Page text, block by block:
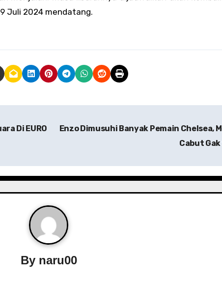
Juli 2024 mendatang.
Di EURO
Enzo Dimusuhi Banyak Pemain Chelsea,
Cabut Gak
By naru00